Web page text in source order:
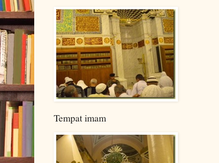
Tempat imam